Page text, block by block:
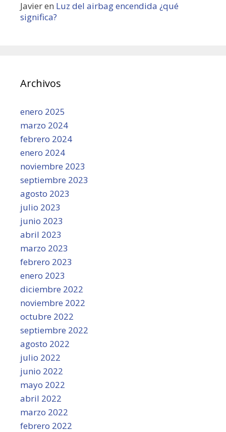
Javieren Luz del airbag encendida ¿qué
significa?
Archivos
enero 2025
marzo 2024
febrero 2024
enero 2024
noviembre 2023
septiembre 2023
agosto 2023
julio 2023
junio 2023
abril 2023
marzo 2023
febrero 2023
enero 2023
diciembre 2022
noviembre 2022
octubre 2022
septiembre 2022
agosto 2022
julio 2022
junio 2022
mayo 2022
abril 2022
marzo 2022
febrero 2022